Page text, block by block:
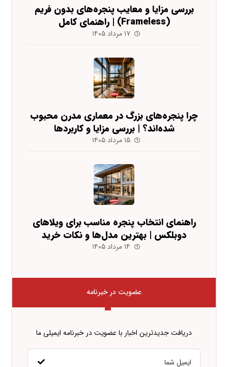
بررسی مزایا و معایب پنجره‌های بدون فریم
(Frameless) | راهنمای کامل
۱۷ مرداد ۱۴۰۵
چرا پنجره‌های بزرگ در معماری مدرن محبوب
شده‌اند؟ | بررسی مزایا و کاربردها
۱۵ مرداد ۱۴۰۵
راهنمای انتخاب پنجره مناسب برای ویلاهای
دوبلکس | بهترین مدل‌ها و نکات خرید
۱۴ مرداد ۱۴۰۵
عضویت در خبرنامه
دریافت جدیدترین اخبار با عضویت در خبرنامه ایمیلی ما